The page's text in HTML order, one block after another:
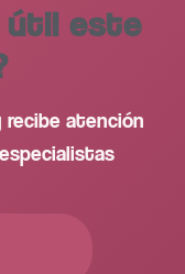
útil este
atención